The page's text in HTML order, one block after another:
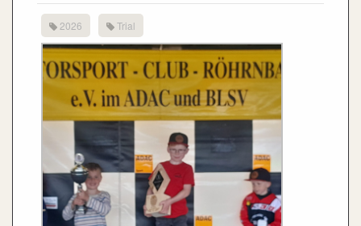
2026 Trial